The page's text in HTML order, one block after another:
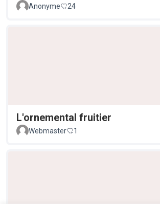
Anonyme 24
L'ornemental fruitier
Webmaster
1